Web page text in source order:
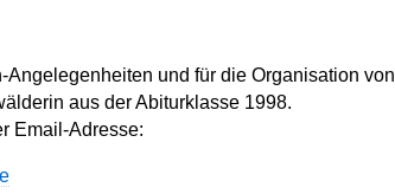
und für die Organisation von
aus der Abiturklasse 1998.
Email-Adresse: